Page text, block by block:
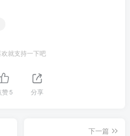
欢就支持一下吧
赞5 分享
下一篇